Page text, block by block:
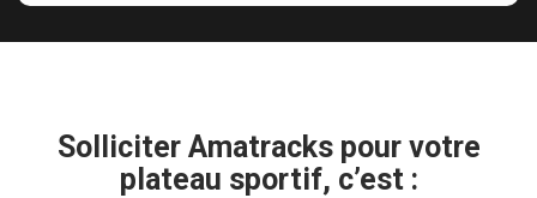
Solliciter Amatracks pour votre
plateau sportif, c’est :